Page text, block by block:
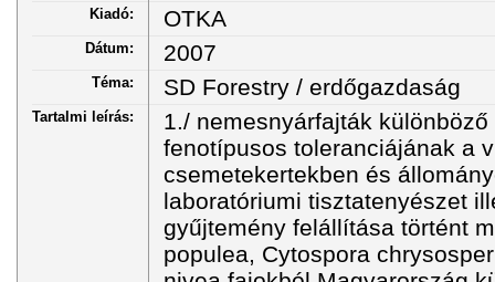
Kiadó: OTKA
Dátum: 2007
Téma: SD Forestry / erdőgazdaság
Tartalmi leírás:
1./ nemesnyárfajták
fenotípusos toleranciájának a
csemetekertekben és
laboratóriumi tisztatenyészet
gyűjtemény felállítása történt
populea, Cytospora